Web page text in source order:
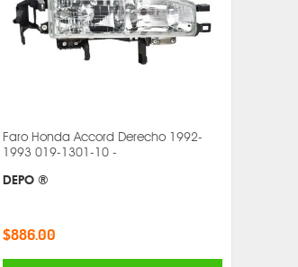
Faro Honda Accord Derecho 1992-
1993 019-1301-10 -
DEPO ®
$886.00